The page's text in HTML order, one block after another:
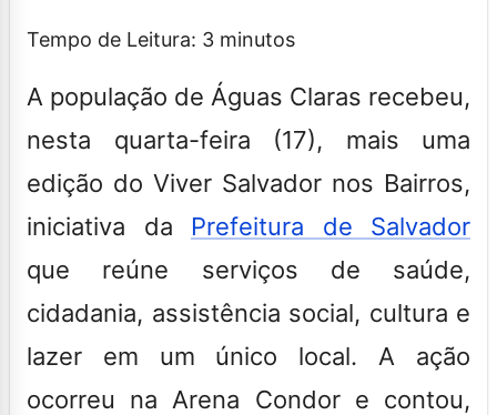
Tempo de Leitura: 3 minutos
A população de Águas Claras recebeu,
nesta quarta-feira (17), mais uma
edição do Viver Salvador nos Bairros,
iniciativa da Prefeitura de Salvador
que reúne serviços de saúde,
cidadania, assistência social, cultura e
lazer em um único local. A ação
ocorreu na Arena Condor e contou,